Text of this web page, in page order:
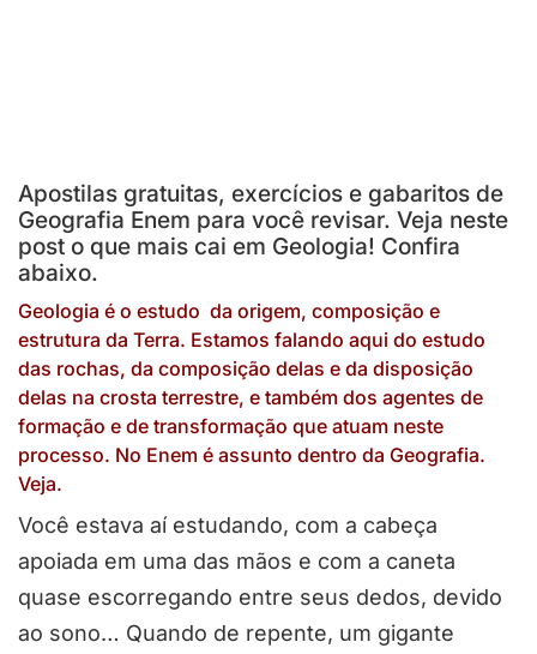
Apostilas gratuitas, exercícios e gabaritos de
Geografia Enem para você revisar. Veja neste
post o que mais cai em Geologia! Confira
abaixo.
Geologia é o estudo da origem, composição e
estrutura da Terra. Estamos falando aqui do estudo
das rochas, da composição delas e da disposição
delas na crosta terrestre, e também dos agentes de
formação e de transformação que atuam neste
processo. No Enem é assunto dentro da Geografia.
Veja.
Você estava aí estudando, com a cabeça
apoiada em uma das mãos e com a caneta
quase escorregando entre seus dedos, devido
ao sono… Quando de repente, um gigante